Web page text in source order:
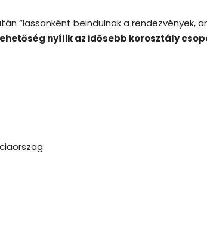
“lassanként beindulnak a rendezvények,
nyílik az idősebb korosztály